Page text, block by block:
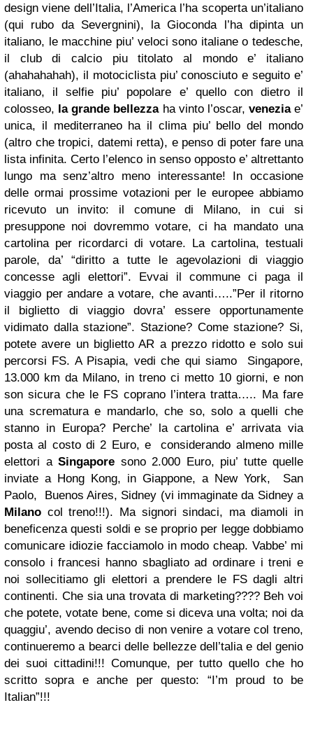
design viene dell’Italia, l’America l’ha scoperta un’italiano
(qui rubo da Severgnini), la Gioconda l’ha dipinta un
italiano, le macchine piu’ veloci sono italiane o tedesche,
il club di calcio piu titolato al mondo e’ italiano
(ahahahahah), il motociclista piu’ conosciuto e seguito e’
italiano, il selfie piu’ popolare e’ quello con dietro il
colosseo, la grande bellezzaha vinto l’oscar, veneziae’
unica, il mediterraneo ha il clima piu’ bello del mondo
(altro che tropici, datemi retta), e penso di poter fare una
lista infinita. Certo l’elenco in senso opposto e’ altrettanto
lungo ma senz’altro meno interessante! In occasione
delle ormai prossime votazioni per le europee abbiamo
ricevuto un invito: il comune di Milano, in cui si
presuppone noi dovremmo votare, ci ha mandato una
cartolina per ricordarci di votare. La cartolina, testuali
parole, da’ “diritto a tutte le agevolazioni di viaggio
concesse agli elettori”. Evvai il commune ci paga il
viaggio per andare a votare, che avanti…..”Per il ritorno
il biglietto di viaggio dovra’ essere opportunamente
vidimato dalla stazione”. Stazione? Come stazione? Si,
potete avere un biglietto AR a prezzo ridotto e solo sui
percorsi FS. A Pisapia, vedi che qui siamo Singapore,
13.000 km da Milano, in treno ci metto 10 giorni, e non
son sicura che le FS coprano l’intera tratta….. Ma fare
una scrematura e mandarlo, che so, solo a quelli che
stanno in Europa? Perche’ la cartolina e’ arrivata via
posta al costo di 2 Euro, e considerando almeno mille
elettori a Singapore sono 2.000 Euro, piu’ tutte quelle
inviate a Hong Kong, in Giappone, a New York, San
Paolo, Buenos Aires, Sidney (vi immaginate da Sidney a
Milano col treno!!!). Ma signori sindaci, ma diamoli in
beneficenza questi soldi e se proprio per legge dobbiamo
comunicare idiozie facciamolo in modo cheap. Vabbe’ mi
consolo i francesi hanno sbagliato ad ordinare i treni e
noi sollecitiamo gli elettori a prendere le FS dagli altri
continenti. Che sia una trovata di marketing???? Beh voi
che potete, votate bene, come si diceva una volta; noi da
quaggiu’, avendo deciso di non venire a votare col treno,
continueremo a bearci delle bellezze dell’talia e del genio
dei suoi cittadini!!! Comunque, per tutto quello che ho
scritto sopra e anche per questo: “I’m proud to be
Italian”!!!